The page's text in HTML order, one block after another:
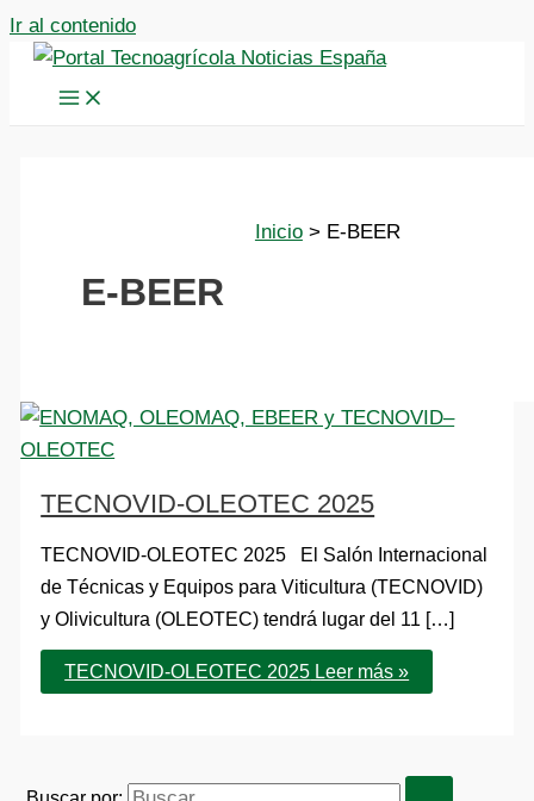
Ir al contenido
Inicio E-BEER
E-BEER
TECNOVID-OLEOTEC 2025
TECNOVID-OLEOTEC 2025 El Salón Internacional
de Técnicas y Equipos para Viticultura (TECNOVID)
y Olivicultura (OLEOTEC) tendrá lugar del 11 […]
TECNOVID-OLEOTEC 2025 Leer más »